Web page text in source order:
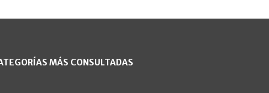
MÁS CONSULTADAS